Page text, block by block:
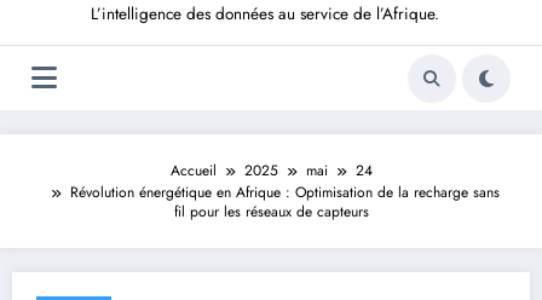
L’intelligence des données au service de l’Afrique.
Accueil 2025 mai
24
Révolution énergétique en Afrique : Optimisation de la recharge sans
fil pour les réseaux de capteurs